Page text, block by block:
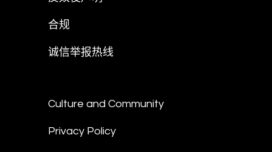
合规
诚信举报热线
Culture and Community
Privacy Policy